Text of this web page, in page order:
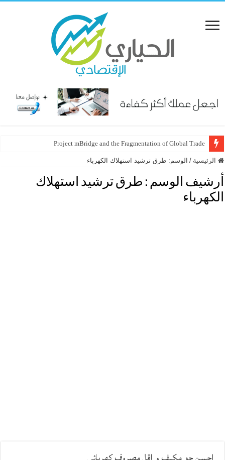
Project mBridge and the Fragmentation of Global Trade
الرئيسية / الوسم: طرق ترشيد استهلاك الكهرباء
أرشيف الوسم : طرق ترشيد استهلاك
الكهرباء